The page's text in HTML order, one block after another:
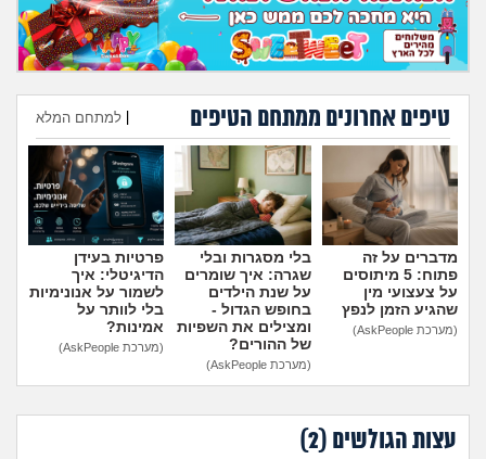
מה שעובר עליי
שומרים על הגוף
פיננסי וכלכלה
בין הסדינים
חיות מחמד
יוקר המחיה
גאווה
טיפים אחרונים ממתחם הטיפים למתחם המלא
הוספת טיפ
מדברים על זה
פתוח: 5 מיתוסים
על צעצועי מין
שהגיע הזמן לנפץ
(מערכת AskPeople)
בלי מסגרות ובלי
שגרה: איך שומרים
על שנת הילדים
בחופש הגדול -
ומצילים את השפיות
של ההורים?
(מערכת AskPeople)
פרטיות בעידן
הדיגיטלי: איך
לשמור על אנונימיות
בלי לוותר על
אמינות?
(מערכת AskPeople)
עצות הגולשים (2
)